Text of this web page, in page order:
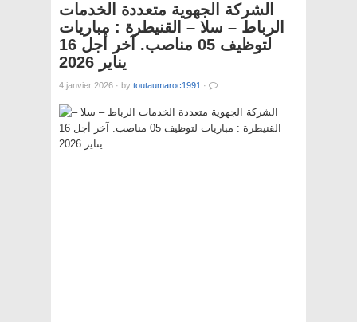
الشركة الجهوية متعددة الخدمات
الرباط – سلا – القنيطرة : مباريات
لتوظيف 05 مناصب. آخر أجل 16
يناير 2026
4 janvier 2026 · by toutaumaroc1991 ·